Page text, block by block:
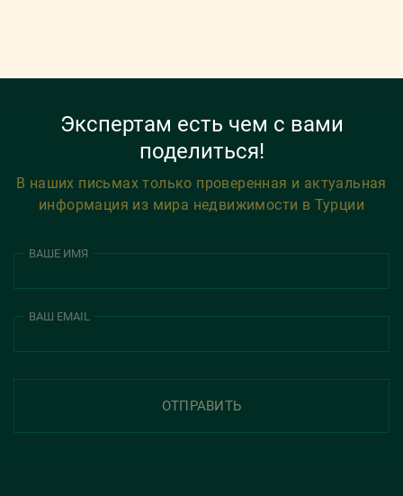
Экспертам есть чем с вами
поделиться!
В наших письмах только проверенная и актуальная
информация из мира недвижимости в Турции
ВАШЕ ИМЯ
ВАШ EMAIL
ОТПРАВИТЬ